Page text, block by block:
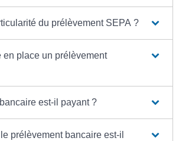
du prélèvement SEPA ?
en place un prélèvement
est-il payant ?
prélèvement bancaire est-il